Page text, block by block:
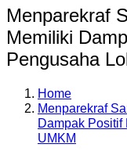
Menparekraf
Memiliki
Pengusaha
Home
Menparekraf
Dampak
UMKM